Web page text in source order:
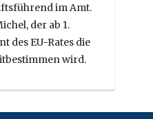
im Amt.
der ab 1.
des EU-Rates die
wird.